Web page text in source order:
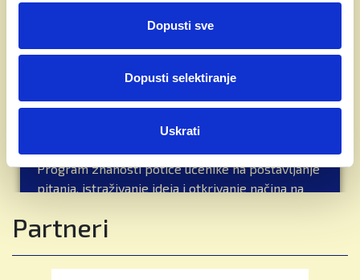
Dopusti sve
Dopusti selektiranje
Uskrati
školi Zagreb ✨
Znatiželja je početak svakog učenja!
Program znanosti potiče učenike na postavljanje
pitanja, istraživanje ideja i otkrivanje načina na
praktična iskustva učenja.
Kroz eksperimente, istraživanja i rješavanje
Partneri